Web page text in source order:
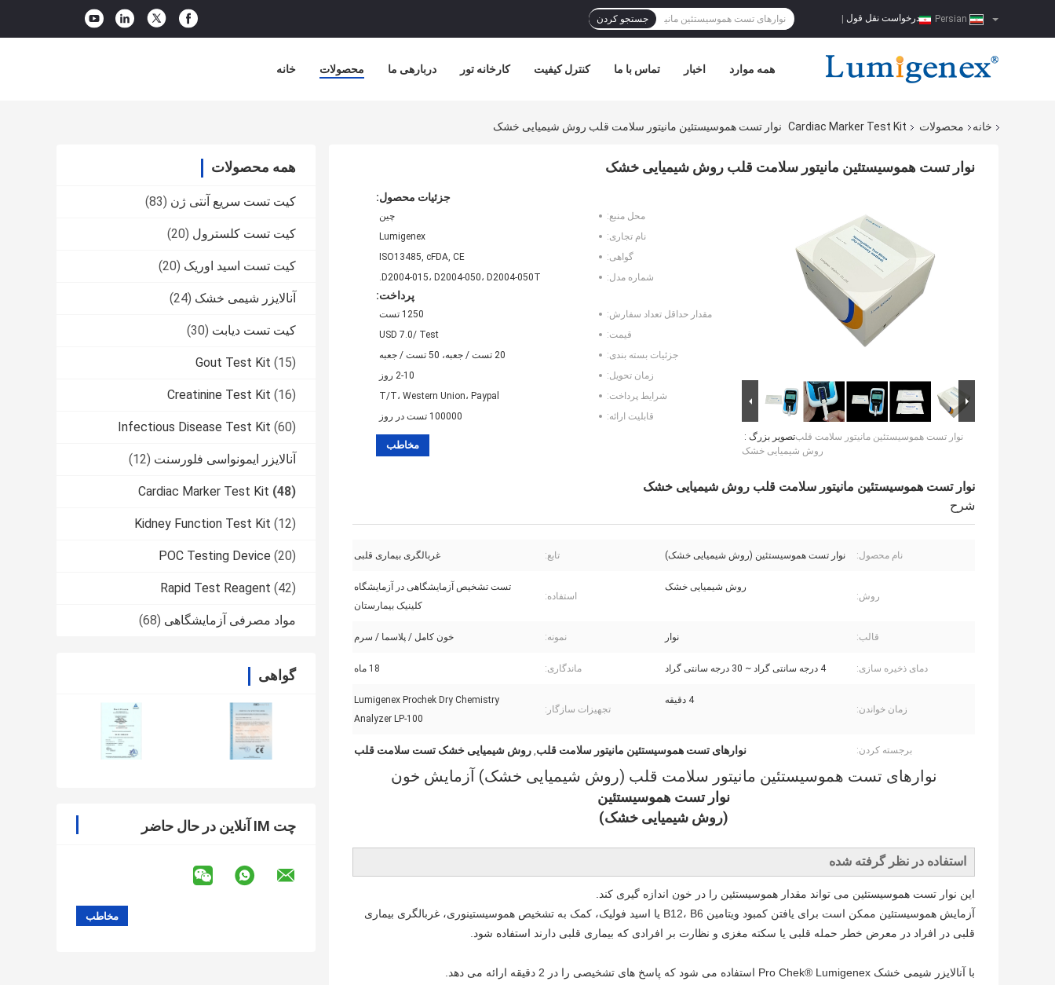
درخواست نقل قول جستجو کردن
خانه محصولات دربارهی ما کارخانه تور کنترل کیفیت تماس با ما اخبار همه موارد
خانه محصولات Cardiac Marker Test Kit نوار تست هموسیستئین مانیتور سلامت قلب روش شیمیایی خشک
همه محصولات
کیت تست سریع آنتی ژن (83)
کیت تست کلسترول (20)
کیت تست اسید اوریک (20)
آنالایزر شیمی خشک (24)
کیت تست دیابت (30)
Gout Test Kit (15)
Creatinine Test Kit (16)
Infectious Disease Test Kit (60)
آنالایزر ایمونواسی فلورسنت (12)
Cardiac Marker Test Kit (48)
Kidney Function Test Kit (12)
POC Testing Device (20)
Rapid Test Reagent (42)
مواد مصرفی آزمایشگاهی (68)
گواهی
چت IM آنلاین در حال حاضر
نوار تست هموسیستئین مانیتور سلامت قلب روش شیمیایی خشک
تصویر بزرگ :نوار تست هموسیستئین مانیتور سلامت قلب
روش شیمیایی خشک
جزئیات محصول:
محل منبع:
چین
نام تجاری:
Lumigenex
گواهی:
ISO13485, cFDA, CE
شماره مدل:
D2004-015، D2004-050، D2004-050T.
پرداخت:
مقدار حداقل تعداد سفارش:
1250 تست
قیمت:
USD 7.0/ Test
جزئیات بسته بندی:
20 تست / جعبه، 50 تست / جعبه
زمان تحویل:
2-10 روز
شرایط پرداخت:
T/T، Western Union، Paypal
قابلیت ارائه:
100000 تست در روز
مخاطب
نوار تست هموسیستئین مانیتور سلامت قلب روش شیمیایی خشک
شرح
نام محصول: نوار تست هموسیستئین (روش شیمیایی خشک) تابع: غربالگری بیماری قلبی
روش:
روش شیمیایی خشک
استفاده:
تست تشخیص آزمایشگاهی در آزمایشگاه
کلینیک بیمارستان
قالب: نوار نمونه: خون کامل / پلاسما / سرم
دمای ذخیره سازی: 4 درجه سانتی گراد ~ 30 درجه سانتی گراد ماندگاری: 18 ماه
زمان خواندن:
4 دقیقه
تجهیزات سازگار:
Lumigenex Prochek Dry Chemistry
Analyzer LP-100
برجسته کردن: نوارهای تست هموسیستئین مانیتور سلامت قلب, روش شیمیایی خشک تست سلامت قلب
نوارهای تست هموسیستئین مانیتور سلامت قلب (روش شیمیایی خشک) آزمایش خون
نوار تست هموسیستئین
(روش شیمیایی خشک)
استفاده در نظر گرفته شده
این نوار تست هموسیستئین می تواند مقدار هموسیستئین را در خون اندازه گیری کند.
آزمایش هموسیستئین ممکن است برای یافتن کمبود ویتامین B12، B6 یا اسید فولیک، کمک به تشخیص هموسیستینوری، غربالگری بیماری
قلبی در افراد در معرض خطر حمله قلبی یا سکته مغزی و نظارت بر افرادی که بیماری قلبی دارند استفاده شود.
با آنالایزر شیمی خشک Pro Chek® Lumigenex استفاده می شود که پاسخ های تشخیصی را در 2 دقیقه ارائه می دهد.